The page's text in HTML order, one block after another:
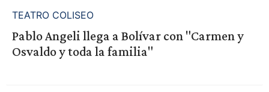
TEATRO COLISEO
Pablo Angeli llega a Bolívar con "Carmen y
Osvaldo y toda la familia"